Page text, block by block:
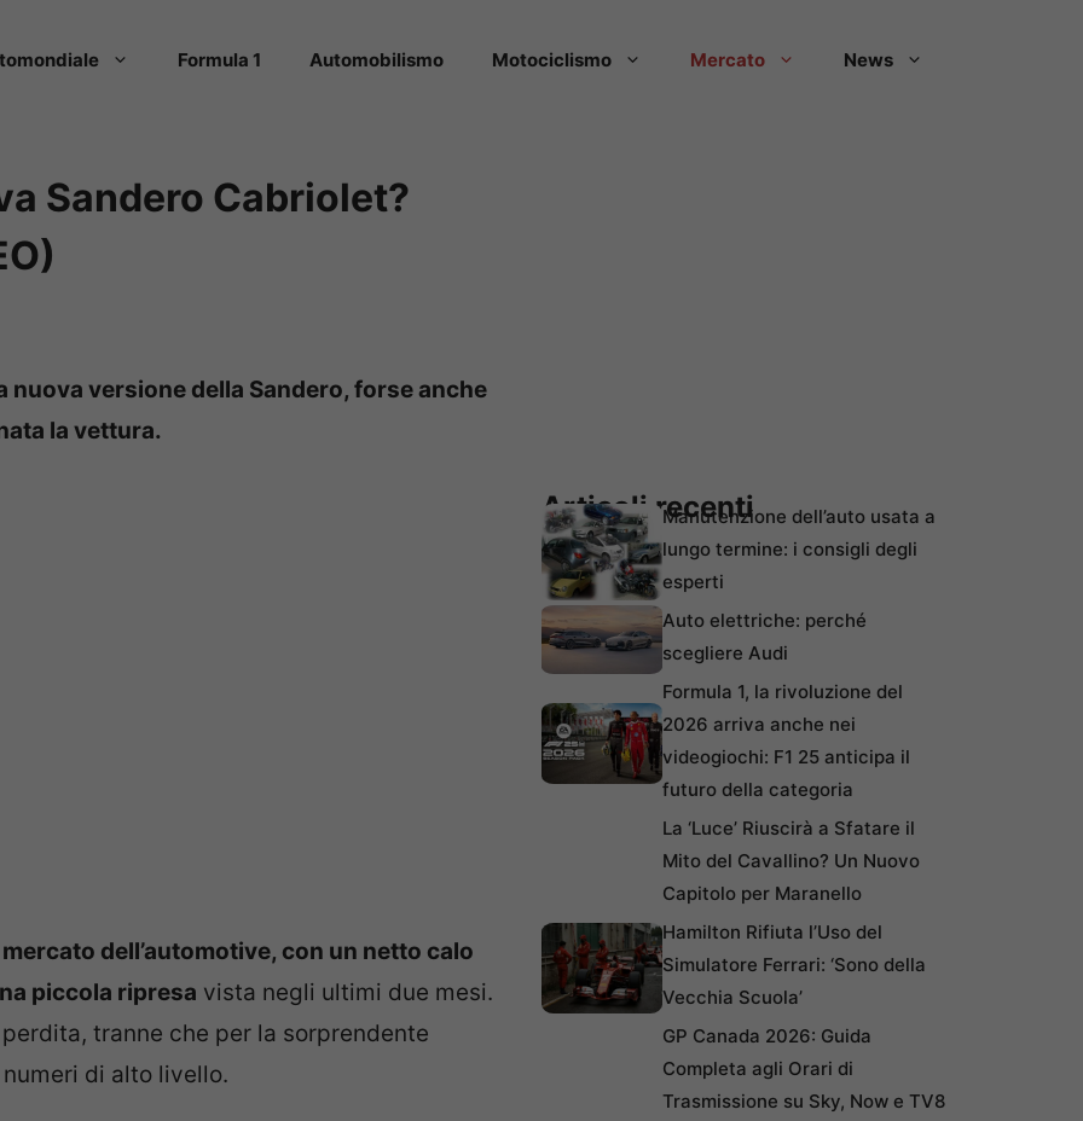
Formula 1 Automobilismo Motociclismo Mercato News
Sandero Cabriolet?
nuova versione della Sandero, forse anche
la vettura.
dell’automotive, con un netto calo
piccola ripresa vista negli ultimi due mesi.
tranne che per la sorprendente
di alto livello.
Articoli recentiManutenzione dell’auto usata a
lungo termine: i consigli degli
esperti
Auto elettriche: perché
scegliere Audi
Formula 1, la rivoluzione del
2026 arriva anche nei
videogiochi: F1 25 anticipa il
futuro della categoria
La ‘Luce’ Riuscirà a Sfatare il
Mito del Cavallino? Un Nuovo
Capitolo per Maranello
Hamilton Rifiuta l’Uso del
Simulatore Ferrari: ‘Sono della
Vecchia Scuola’
GP Canada 2026: Guida
Completa agli Orari di
Trasmissione su Sky, Now e TV8